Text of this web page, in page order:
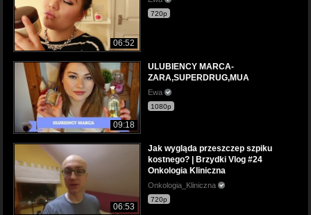
06:52
720p
09:18
ULUBIENCY MARCA-
ZARA,SUPERDRUG,MUA
Ewa
1080p
06:53
Jak wygląda przeszczep szpiku
kostnego? | Brzydki Vlog #24
Onkologia Kliniczna
Onkologia_Kliniczna
720p